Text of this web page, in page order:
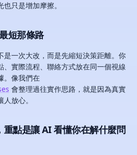
只是增加摩擦。
短那條路
是一次大改，而是先縮短決策距離。你
、實際流程、聯絡方式放在同一個視線
。像我們在
會整理過往實作思路，就是因為真實
放心。
重點是讓 AI 看懂你在解什麼問